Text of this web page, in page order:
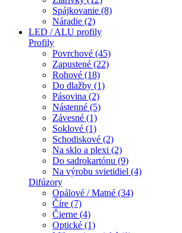
Spájkovanie (8)
Náradie (2)
LED / ALU profily
Profily
Povrchové (45)
Zapustené (22)
Rohové (18)
Do dlažby (1)
Pásovina (2)
Nástenné (5)
Závesné (1)
Soklové (1)
Schodiskové (2)
Na sklo a plexi (2)
Do sadrokartónu (9)
Na výrobu svietidiel (4)
Difúzory
Opálové / Matné (34)
Číre (7)
Čierne (4)
Optické (1)